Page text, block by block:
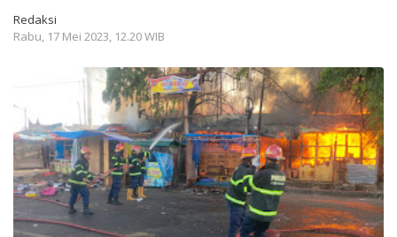
Redaksi
Rabu, 17 Mei 2023, 12.20 WIB